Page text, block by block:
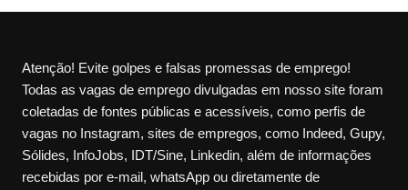
Atenção! Evite golpes e falsas promessas de emprego!
Todas as vagas de emprego divulgadas em nosso site foram
coletadas de fontes públicas e acessíveis, como perfis de
vagas no Instagram, sites de empregos, como Indeed, Gupy,
Sólides, InfoJobs, IDT/Sine, Linkedin, além de informações
recebidas por e-mail, whatsApp ou diretamente de